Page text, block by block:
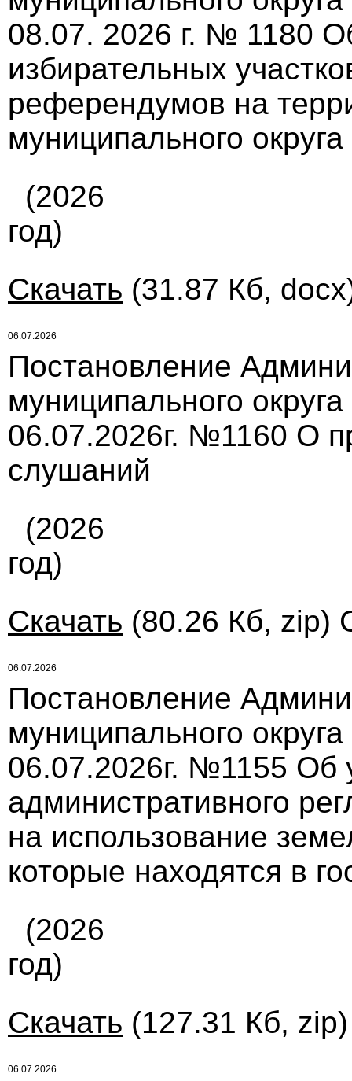
08.07. 2026 г. № 1180
избирательных
референдумов на
муниципального округа
(2026
год)
Скачать (31.87 Кб,
06.07.2026
Постановление
муниципального
06.07.2026г. №1160 О
слушаний
(2026
год)
Скачать (80.26 Кб, zip)
06.07.2026
Постановление
муниципального
06.07.2026г. №1155 Об
административного
на использование
которые находятся в
(2026
год)
Скачать (127.31 Кб,
06.07.2026